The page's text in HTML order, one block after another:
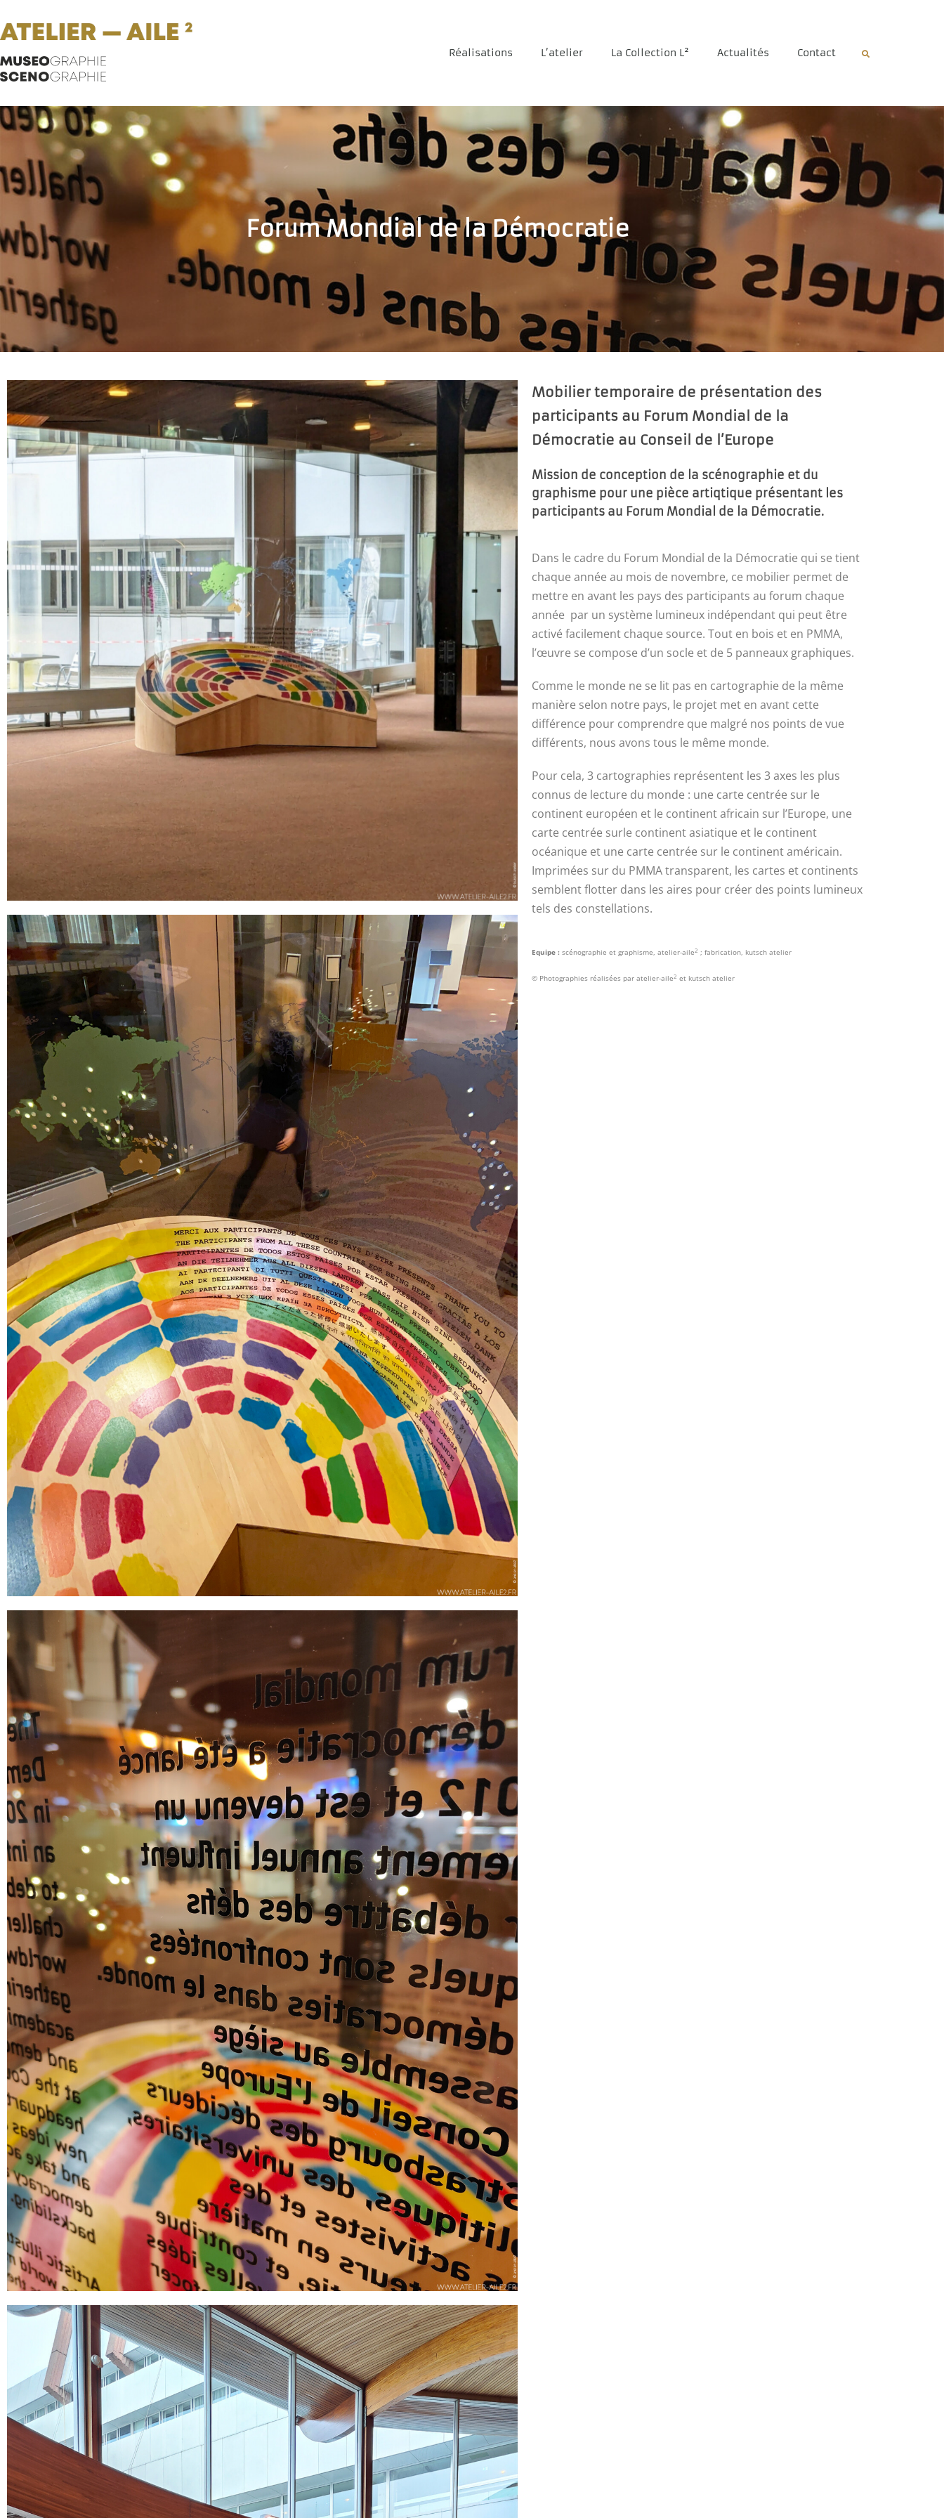
Réalisations L’atelier La Collection L² Actualités Contact
Forum Mondial de la Démocratie
Mobilier temporaire de présentation des
participants au Forum Mondial de la
Démocratie au Conseil de l’Europe
Mission de conception de la scénographie et du
graphisme pour une pièce artiqtique présentant les
participants au Forum Mondial de la Démocratie.
Dans le cadre du Forum Mondial de la Démocratie qui se tient
chaque année au mois de novembre, ce mobilier permet de
mettre en avant les pays des participants au forum chaque
année par un système lumineux indépendant qui peut être
activé facilement chaque source. Tout en bois et en PMMA,
l’œuvre se compose d’un socle et de 5 panneaux graphiques.
Comme le monde ne se lit pas en cartographie de la même
manière selon notre pays, le projet met en avant cette
différence pour comprendre que malgré nos points de vue
différents, nous avons tous le même monde.
Pour cela, 3 cartographies représentent les 3 axes les plus
connus de lecture du monde : une carte centrée sur le
continent européen et le continent africain sur l’Europe, une
carte centrée surle continent asiatique et le continent
océanique et une carte centrée sur le continent américain.
Imprimées sur du PMMA transparent, les cartes et continents
semblent flotter dans les aires pour créer des points lumineux
tels des constellations.
Equipe : scénographie et graphisme, atelier-aile 2 ; fabrication, kutsch atelier
© Photographies réalisées par atelier-aile 2 et kutsch atelier